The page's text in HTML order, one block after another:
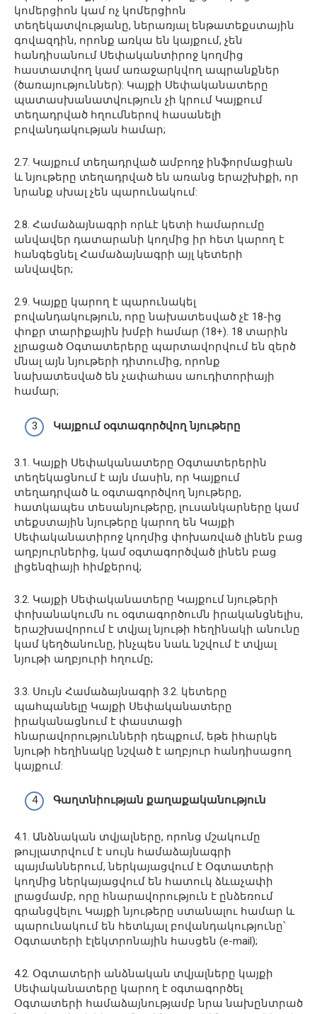
կոմերցիոն կամ ոչ կոմերցիոն
տեղեկատվությանը, ներառյալ ենթատեքստային
գովազդին, որոնք առկա են կայքում, չեն
հանդիսանում Սեփականտիրոջ կողմից
հաստատվող կամ առաջարկվող ապրանքներ
(ծառայություններ): Կայքի Սեփականատերը
պատասխանատվություն չի կրում Կայքում
տեղադրված հղումներով հասանելի
բովանդակության համար;
2.7. Կայքում տեղադրված ամբողջ ինֆորմացիան
և նյութերը տեղադրված են առանց երաշխիքի, որ
նրանք սխալ չեն պարունակում:
2.8. Համաձայնագրի որևէ կետի համարումը
անվավեր դատարանի կողմից իր հետ կարող է
հանգեցնել Համաձայնագրի այլ կետերի
անվավեր;
2.9. Կայքը կարող է պարունակել
բովանդակություն, որը նախատեսված չէ 18-ից
փոքր տարիքային խմբի համար (18+). 18 տարին
չլրացած Օգտատերերը պարտավորվում են զերծ
մնալ այն նյութերի դիտումից, որոնք
նախատեսված են չափահաս աուդիտորիայի
համար;
Կայքում օգտագործվող նյութերը
3.1. Կայքի Սեփականատերը Օգտատերերին
տեղեկացնում է այն մասին, որ Կայքում
տեղադրված և օգտագործվող նյութերը,
հատկապես տեսանյութերը, լուսանկարները կամ
տեքստային նյութերը կարող են Կայքի
Սեփականատիրոջ կողմից փոխառված լինեն բաց
աղբյուրներից, կամ օգտագործված լինեն բաց
լիցենզիայի հիմքերով;
3.2. Կայքի Սեփականատերը Կայքում նյութերի
փոխանակումն ու օգտագործումն իրականցնելիս,
երաշխավորում է տվյալ նյութի հեղինակի անունը
կամ կեղծանունը, ինչպես նաև նշվում է տվյալ
նյութի աղբյուրի հղումը;
3.3. Սույն Համաձայնագրի 3.2. կետերը
պահպանելը Կայքի Սեփականատերը
իրականացնում է փաստացի
հնարավորությունների դեպքում, եթե իհարկե
նյութի հեղինակը նշված է աղբյուր հանդիսացող
կայքում:
Գաղտնիության քաղաքականություն
4.1. Անձնական տվյալները, որոնց մշակումը
թույլատրվում է սույն համաձայնագրի
պայմաններում, ներկայացվում է Օգտատերի
կողմից ներկայացվում են հատուկ ձևաչափի
լրացմամբ, որը հնարավորություն է ընձեռում
գրանցվելու Կայքի նյութերը ստանալու համար և
պարունակում են հետևյալ բովանդակությունը՝
Օգտատերի էլեկտրոնային հասցեն (e-mail);
4.2. Օգտատերի անձնական տվյալները կայքի
Սեփականատերը կարող է օգտագործել
Օգտատերի համաձայնությամբ նրա նախընտրած